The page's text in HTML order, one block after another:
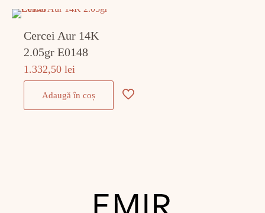
Cercei Aur 14K
2.05gr E0148
1.332,50lei
Adaugă în coș